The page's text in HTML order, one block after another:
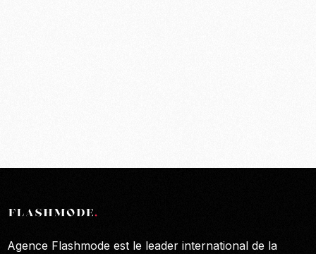
Agence Flashmode est le leader international de la